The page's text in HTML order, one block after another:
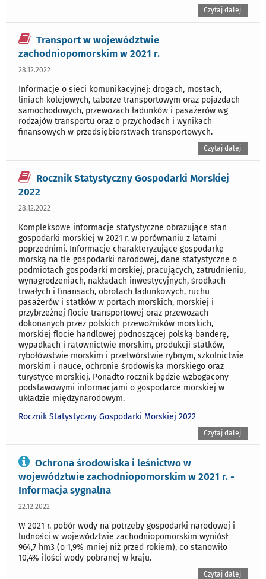
Czytaj dalej
Transport w województwie
zachodniopomorskim w 2021 r.
28.12.2022
Informacje o sieci komunikacyjnej: drogach, mostach,
liniach kolejowych, taborze transportowym oraz pojazdach
samochodowych, przewozach ładunków i pasażerów wg
rodzajów transportu oraz o przychodach i wynikach
finansowych w przedsiębiorstwach transportowych.
Czytaj dalej
Rocznik Statystyczny Gospodarki Morskiej
2022
28.12.2022
Kompleksowe informacje statystyczne obrazujące stan
gospodarki morskiej w 2021 r. w porównaniu z latami
poprzednimi. Informacje charakteryzujące gospodarkę
morską na tle gospodarki narodowej, dane statystyczne o
podmiotach gospodarki morskiej, pracujących, zatrudnieniu,
wynagrodzeniach, nakładach inwestycyjnych, środkach
trwałych i finansach, obrotach ładunkowych, ruchu
pasażerów i statków w portach morskich, morskiej i
przybrzeżnej flocie transportowej oraz przewozach
dokonanych przez polskich przewoźników morskich,
morskiej flocie handlowej podnoszącej polską banderę,
wypadkach i ratownictwie morskim, produkcji statków,
rybołówstwie morskim i przetwórstwie rybnym, szkolnictwie
morskim i nauce, ochronie środowiska morskiego oraz
turystyce morskiej. Ponadto rocznik będzie wzbogacony
podstawowymi informacjami o gospodarce morskiej w
układzie międzynarodowym.
Rocznik Statystyczny Gospodarki Morskiej 2022
Czytaj dalej
Ochrona środowiska i leśnictwo w
województwie zachodniopomorskim w 2021 r. -
Informacja sygnalna
22.12.2022
W 2021 r. pobór wody na potrzeby gospodarki narodowej i
ludności w województwie zachodniopomorskim wyniósł
964,7 hm3 (o 1,9% mniej niż przed rokiem), co stanowiło
10,4% ilości wody pobranej w kraju.
Czytaj dalej